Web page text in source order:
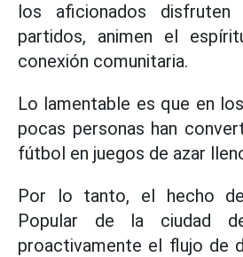
los aficionados
partidos, animen el
conexión comunitaria.
Lo lamentable es que en
pocas personas han
fútbol en juegos de azar
Por lo tanto, el hecho
Popular de la ciudad
proactivamente el flujo de